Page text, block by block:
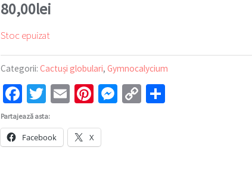
80,00lei
Stoc epuizat
Categorii:Cactuși globulari,Gymnocalycium
Facebook
Twitter
EmailPinterest
Messenger
Copy
Partajează asta:
Facebook X